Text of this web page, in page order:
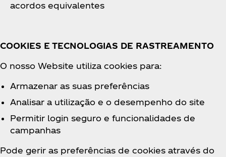
acordos equivalentes
COOKIES E TECNOLOGIAS DE RASTREAMENTO
O nosso Website utiliza cookies para:
Armazenar as suas preferências
Analisar a utilização e o desempenho do site
Permitir login seguro e funcionalidades de
campanhas
Pode gerir as preferências de cookies através do